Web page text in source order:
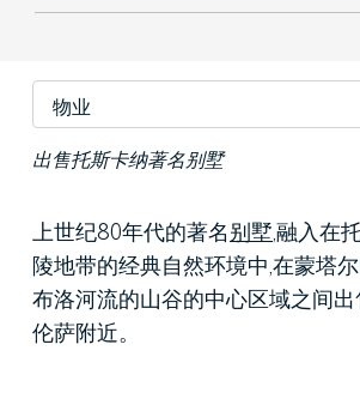
出售托斯卡纳著名别墅
上世纪80年代的著名别墅,融入在
陵地带的经典自然环境中,在蒙塔
布洛河流的山谷的中心区域之间
伦萨附近。